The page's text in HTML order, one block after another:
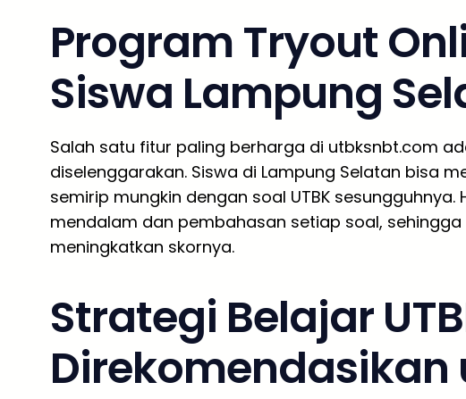
Program Tryout
Siswa Lampung
Salah satu fitur paling berharga di utbksnbt.com
diselenggarakan. Siswa di Lampung Selatan bisa
semirip mungkin dengan soal UTBK
mendalam dan pembahasan setiap soal,
meningkatkan skornya.
Strategi Belajar